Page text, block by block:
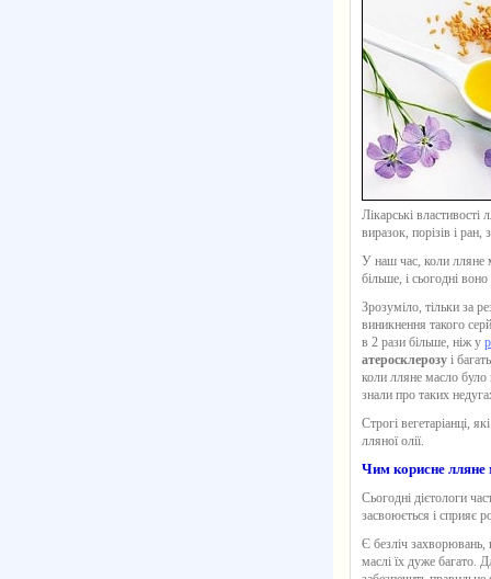
Лікарські властивості
виразок, порізів і
У наш час, коли лляне
більше, і сьогодні
Зрозуміло, тільки за
виникнення такого
в 2 рази більше, ніж у
атеросклерозу і
коли лляне масло було
знали про таких
Строгі вегетаріанці,
лляної олії.
Чим корисне лляне
Сьогодні дієтологи
засвоюється і сприяє
Є безліч захворювань,
маслі їх дуже багато.